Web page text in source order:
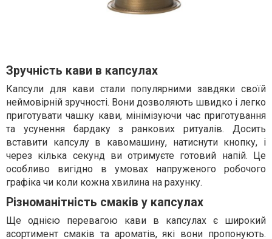
Зручність кави в капсулах
Капсули для кави стали популярними завдяки своїй
неймовірній зручності. Вони дозволяють швидко і легко
приготувати чашку кави, мінімізуючи час приготування
та усунення бардаку з ранкових ритуалів. Досить
вставити капсулу в кавомашину, натиснути кнопку, і
через кілька секунд ви отримуєте готовий напій. Це
особливо вигідно в умовах напруженого робочого
графіка чи коли кожна хвилина на рахунку.
Різноманітність смаків у капсулах
Ще однією перевагою кави в капсулах є широкий
асортимент смаків та ароматів, які вони пропонують.